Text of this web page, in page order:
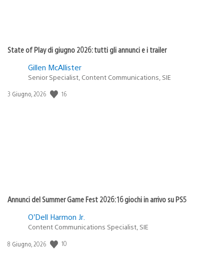
State of Play di giugno 2026: tutti gli annunci e i trailer
Gillen McAllister
Senior Specialist, Content Communications, SIE
Data
3 Giugno, 2026 16
Annunci del Summer Game Fest 2026: 16 giochi in arrivo su PS5
O’Dell Harmon Jr.
Content Communications Specialist, SIE
Data
8 Giugno, 2026 10